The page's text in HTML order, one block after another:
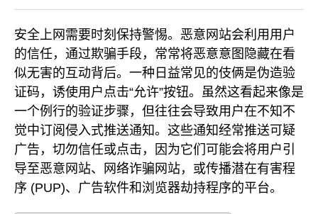
安全上网需要时刻保持警惕。恶意网站会利用用户
的信任，通过欺骗手段，常常将恶意意图隐藏在看
似无害的互动背后。一种日益常见的伎俩是伪造验
证码，诱使用户点击“允许”按钮。虽然这看起来像是
一个例行的验证步骤，但往往会导致用户在不知不
觉中订阅侵入式推送通知。这些通知经常推送可疑
广告，切勿信任或点击，因为它们可能会将用户引
导至恶意网站、网络诈骗网站，或传播潜在有害程
序 (PUP)、广告软件和浏览器劫持程序的平台。